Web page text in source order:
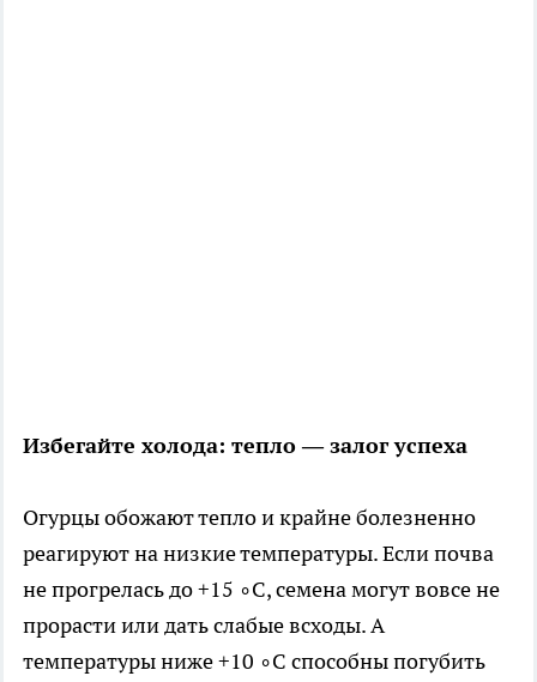
Избегайте холода: тепло — залог успеха
Огурцы обожают тепло и крайне болезненно
реагируют на низкие температуры. Если почва
не прогрелась до +15 ∘C, семена могут вовсе не
прорасти или дать слабые всходы. А
температуры ниже +10 ∘C способны погубить